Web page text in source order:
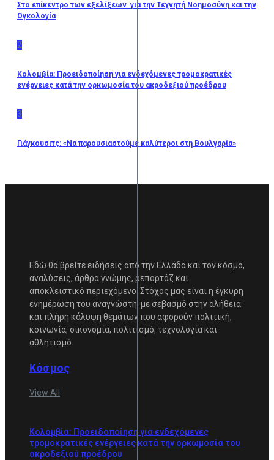
Στο επίκεντρο των εξελίξεων για την Τεχνητή Νοημοσύνη και την
Ογκολογία
2
Κολομβία: Προειδοποίηση για ενδεχόμενες τρομοκρατικές
ενέργειες κατά την ορκωμοσία του ακροδεξιού προέδρου
3
Γιάγκουσιτς: «Nα παρουσιαστούμε καλύτεροι στη Βουλγαρία»
Εδώ θα βρείτε ειδήσεις από την Ελλάδα και τον κόσμο,
αναλύσεις, άρθρα γνώμης, ρεπορτάζ και
αποκλειστικό περιεχόμενο. Στόχος μας είναι η έγκυρη
ενημέρωση του αναγνώστη, με σεβασμό στην αλήθεια
και πλήρη κάλυψη θεμάτων που αφορούν πολιτική,
κοινωνία, οικονομία, πολιτισμό, τεχνολογία και
αθλητισμό.
Κόσμος
View All
Κολομβία: Προειδοποίηση για ενδεχόμενες
τρομοκρατικές ενέργειες κατά την ορκωμοσία του
ακροδεξιού προέδρου